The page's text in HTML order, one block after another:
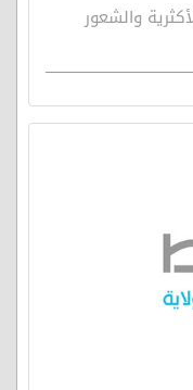
اتباع الأكثرية والشعور